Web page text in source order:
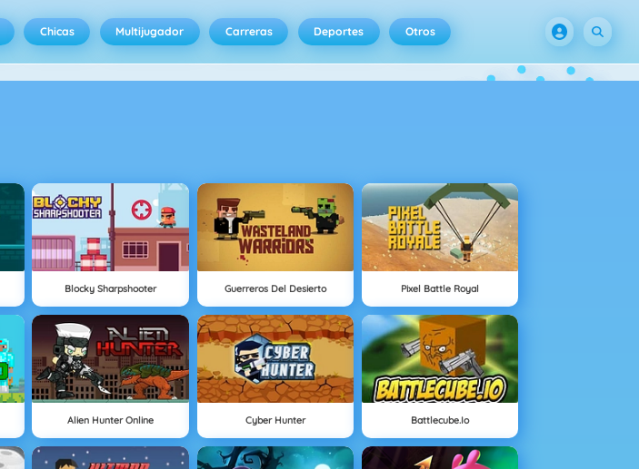
Chicas Multijugador Carreras Deportes Otros
Blocky Sharpshooter Guerreros Del Desierto Pixel Battle Royal
Alien Hunter Online Cyber Hunter Battlecube.io